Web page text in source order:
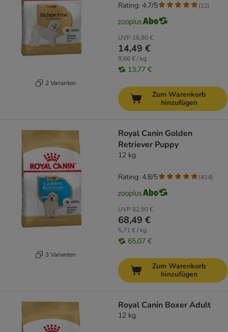
2 Varianten
UVP 16,90 €
14,49 €
9,66 € / kg
13,77 €
Rating: 4.7/5 (12)
Zum Warenkorb
hinzufügen
3 Varianten
Royal Canin Golden
Retriever Puppy
12 kg
UVP 82,90 €
68,49 €
5,71 € / kg
65,07 €
Rating: 4.8/5 (414)
Zum Warenkorb
hinzufügen
Royal Canin Boxer Adult
12 kg